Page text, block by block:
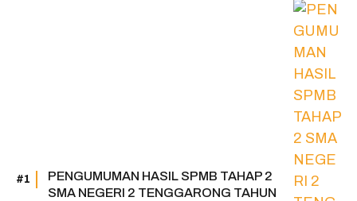
PENGUMUMAN HASIL SPMB TAHAP 2
SMA NEGERI 2 TENGGARONG TAHUN